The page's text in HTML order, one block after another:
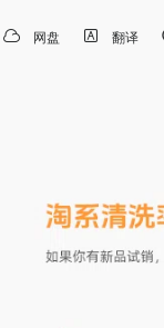
网盘 翻译